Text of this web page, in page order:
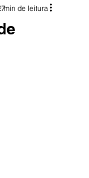
min de leitura